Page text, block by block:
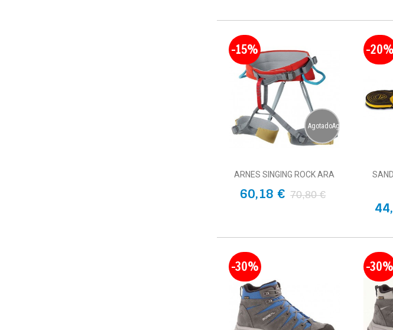
AgotadoAgotado
-15%
ARNES SINGING ROCK ARA
60,18 € 70,80 €
-20%
-30% -30%